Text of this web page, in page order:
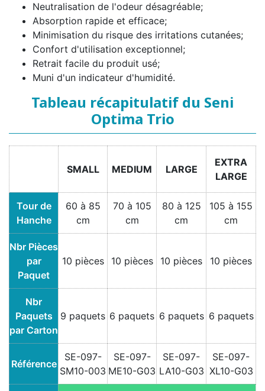
Neutralisation de l'odeur désagréable;
Absorption rapide et efficace;
Minimisation du risque des irritations cutanées;
Confort d'utilisation exceptionnel;
Retrait facile du produit usé;
Muni d'un indicateur d'humidité.
Tableau récapitulatif du Seni
Optima Trio
SMALL MEDIUM LARGE
EXTRA
LARGE
Tour de
Hanche
60 à 85
cm
70 à 105
cm
80 à 125
cm
105 à 155
cm
Nbr Pièces
par
Paquet
10 pièces 10 pièces 10 pièces 10 pièces
Nbr
Paquets
par Carton
9 paquets 6 paquets 6 paquets 6 paquets
Référence
SE-097-
SM10-003
SE-097-
ME10-G03
SE-097-
LA10-G03
SE-097-
XL10-G03